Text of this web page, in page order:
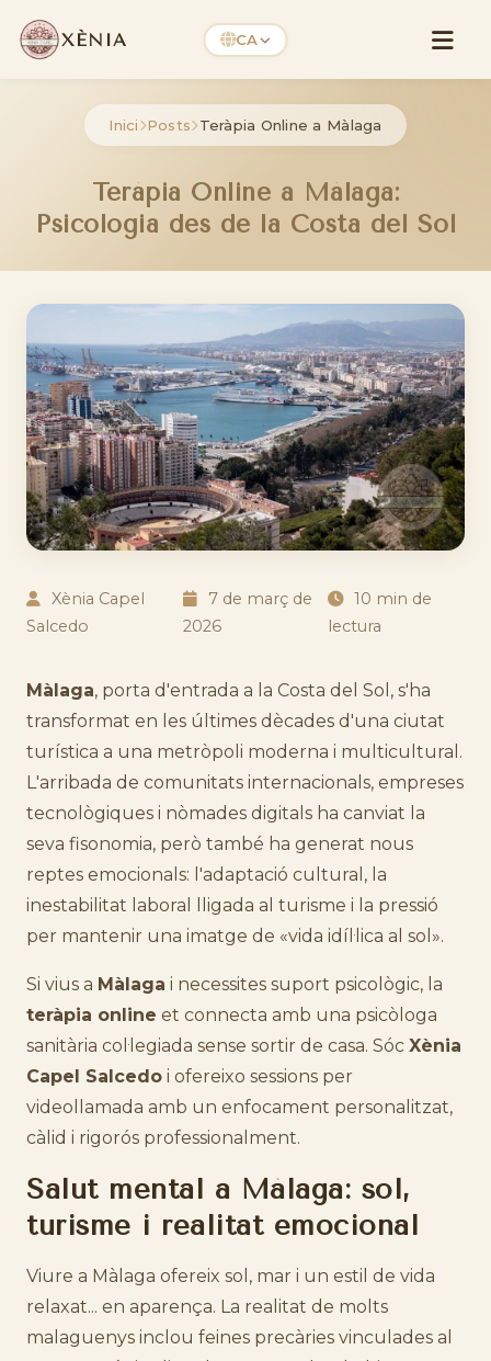
XÈNIA CA
Inici Posts Teràpia Online a Màlaga
Teràpia Online a Màlaga:
Psicologia des de la Costa del Sol
Xènia Capel
Salcedo
7 de març de
2026
10 min de
lectura
Màlaga, porta d'entrada a la Costa del Sol, s'ha
transformat en les últimes dècades d'una ciutat
turística a una metròpoli moderna i multicultural.
L'arribada de comunitats internacionals, empreses
tecnològiques i nòmades digitals ha canviat la
seva fisonomia, però també ha generat nous
reptes emocionals: l'adaptació cultural, la
inestabilitat laboral lligada al turisme i la pressió
per mantenir una imatge de «vida idíl·lica al sol».
Si vius a Màlaga i necessites suport psicològic, la
teràpia online et connecta amb una psicòloga
sanitària col·legiada sense sortir de casa. Sóc Xènia
Capel Salcedo i ofereixo sessions per
videollamada amb un enfocament personalitzat,
càlid i rigorós professionalment.
Salut mental a Màlaga: sol,
turisme i realitat emocional
Viure a Màlaga ofereix sol, mar i un estil de vida
relaxat... en aparença. La realitat de molts
malaguenys inclou feines precàries vinculades al